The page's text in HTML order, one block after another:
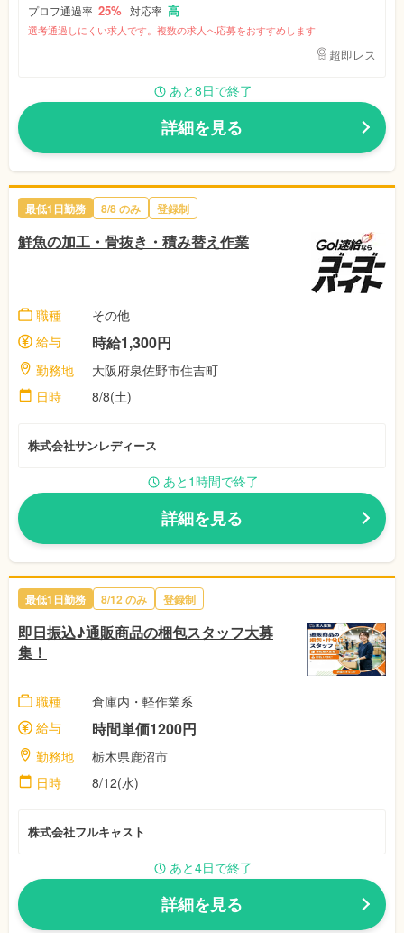
プロフ通過率 25% 対応率 高
選考通過しにくい求人です。複数の求人へ応募をおすすめします
超即レス
あと8日で終了
詳細を見る
最低1日勤務 8/8のみ 登録制
鮮魚の加工・骨抜き・積み替え作業
職種
その他
給与
時給1,300円
勤務地
大阪府泉佐野市住吉町
日時
8/8(土)
株式会社サンレディース
あと1時間で終了
詳細を見る
最低1日勤務 8/12のみ 登録制
即日振込♪通販商品の梱包スタッフ大募
集！
職種
倉庫内・軽作業系
給与
時間単価1200円
勤務地
栃木県鹿沼市
日時
8/12(水)
株式会社フルキャスト
あと4日で終了
詳細を見る